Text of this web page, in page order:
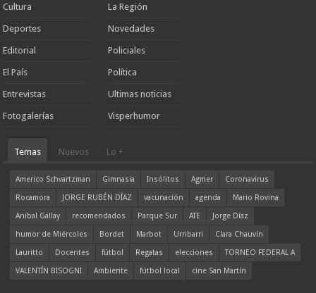
Cultura
Deportes
Editorial
El País
Entrevistas
Fotogalerías
La Región
Novedades
Policiales
Política
Ultimas noticias
Visperhumor
Temas Nuevos Lo +
Americo Schvartzman Gimnasia Insólitos Agmer
Coronavirus
Rocamora
JORGE RUBÉN DÍAZ vacunación agenda
Mario Rovina
Aníbal Gallay
recomendados Parque Sur ATE
Jorge Díaz
humor de Miércoles
Bordet Marbot Urribarri
Clara Chauvín
Lauritto
Docentes fútbol Regatas elecciones
TORNEO FEDERAL A
VALENTÍN BISOGNI
Ambiente fútbol local cine San Martín